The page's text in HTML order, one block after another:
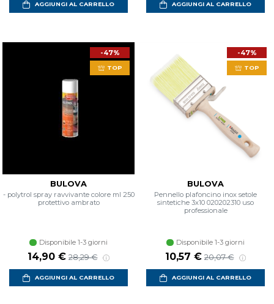
AGGIUNGI AL CARRELLO AGGIUNGI AL CARRELLO
-47%
TOP
BULOVA
- polytrol spray ravvivante colore ml 250
protettivo ambrato
Disponibile 1-3 giorni
14,90 € 28,29 €
AGGIUNGI AL CARRELLO
-47%
TOP
BULOVA
Pennello plafoncino inox setole
sintetiche 3x10 020202310 uso
professionale
Disponibile 1-3 giorni
10,57 € 20,07 €
AGGIUNGI AL CARRELLO